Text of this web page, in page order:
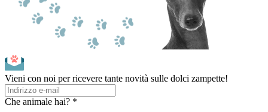
Vieni con noi per ricevere tante novità sulle dolci zampette!
Che animale hai? *